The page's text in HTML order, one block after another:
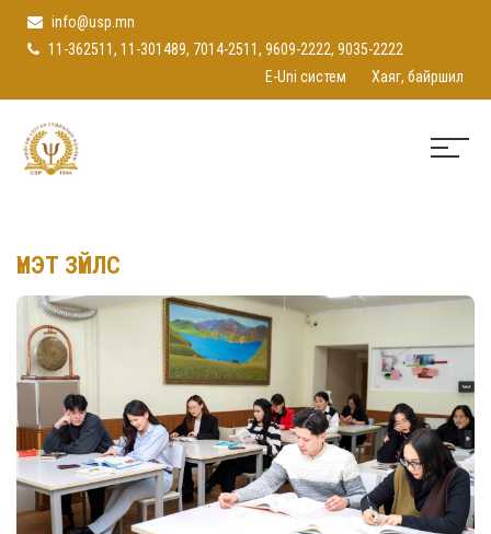
info@usp.mn
11-362511, 11-301489, 7014-2511, 9609-2222, 9035-2222
E-Uni систем
Хаяг, байршил
ҮНЭТ ЗҮЙЛС